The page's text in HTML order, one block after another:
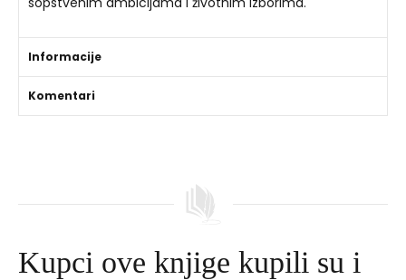
Informacije
Komentari
Kupci ove knjige kupili su i